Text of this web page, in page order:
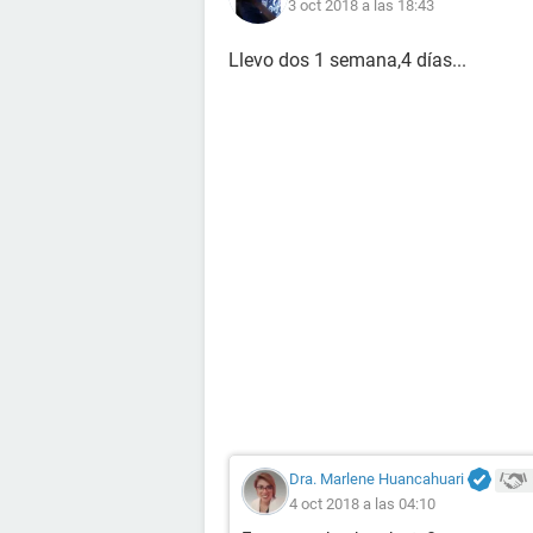
3 oct 2018 a las 18:43
Llevo dos 1 semana,4 días...
Dra. Marlene Huancahuari
4 oct 2018 a las 04:10